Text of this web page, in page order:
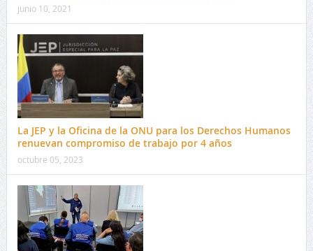
junio 10, 2021
La JEP y la Oficina de la ONU para los Derechos Humanos
renuevan compromiso de trabajo por 4 años
octubre 05, 2023